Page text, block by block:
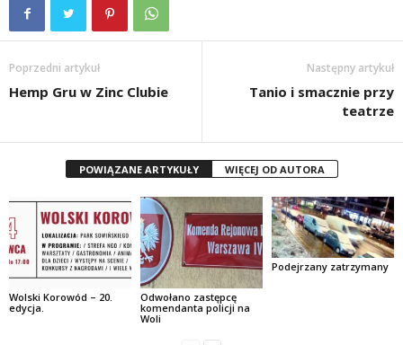
Poprzedni artykuł
Hemp Gru w Zinc Clubie
Następny artykuł
Tanio i smacznie przy
teatrze
POWIĄZANE ARTYKUŁY WIĘCEJ OD AUTORA
Wolski Korowód – 20.
edycja.
Odwołano zastępcę
komendanta policji na
Woli
Podejrzany zatrzymany